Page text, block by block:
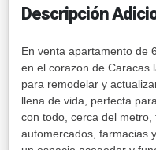
Descripción
En venta apartamento de
en el corazon de
para remodelar y
llena de vida, perfecta
con todo, cerca del metro,
automercados, farmacias